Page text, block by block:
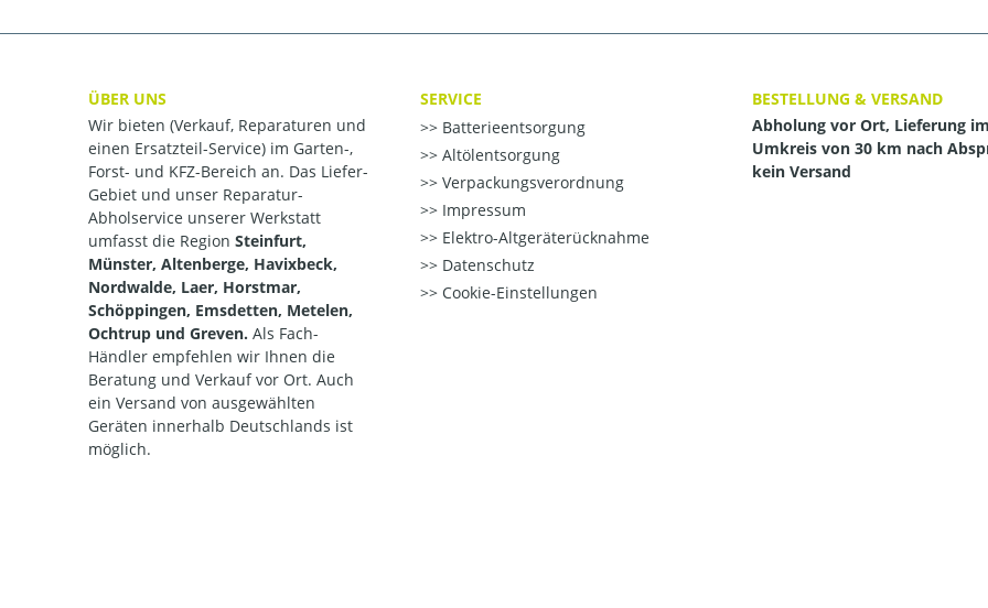
ÜBER UNS
Wir bieten (Verkauf, Reparaturen und
einen Ersatzteil-Service) im Garten-,
Forst- und KFZ-Bereich an. Das Liefer-
Gebiet und unser Reparatur-
Abholservice unserer Werkstatt
umfasst die Region Steinfurt,
Münster, Altenberge, Havixbeck,
Nordwalde, Laer, Horstmar,
Schöppingen, Emsdetten, Metelen,
Ochtrup und Greven. Als Fach-
Händler empfehlen wir Ihnen die
Beratung und Verkauf vor Ort. Auch
ein Versand von ausgewählten
Geräten innerhalb Deutschlands ist
möglich.
SERVICE
Batterieentsorgung
Altölentsorgung
Verpackungsverordnung
Impressum
Elektro-Altgeräterücknahme
Datenschutz
Cookie-Einstellungen
BESTELLUNG & VERSAND
Abholung vor Ort, Lieferung im
Umkreis von 30 km nach
kein Versand